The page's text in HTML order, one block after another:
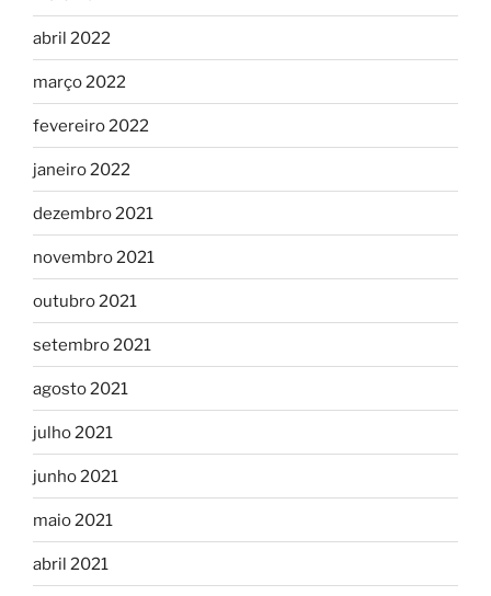
abril 2022
março 2022
fevereiro 2022
janeiro 2022
dezembro 2021
novembro 2021
outubro 2021
setembro 2021
agosto 2021
julho 2021
junho 2021
maio 2021
abril 2021